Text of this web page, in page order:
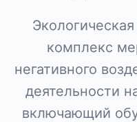
комплекс
негативного
деятельности
включающий